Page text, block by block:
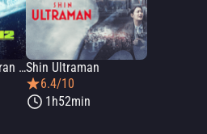
Megalodón 2: El gran abismoShin Ultraman
6.4/10
1h52min